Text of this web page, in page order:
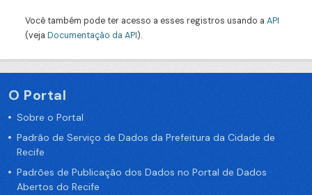
Você também pode ter acesso a esses registros usando a API
(veja Documentação da API).
O Portal
Sobre o Portal
Padrão de Serviço de Dados da Prefeitura da Cidade de
Recife
Padrões de Publicação dos Dados no Portal de Dados
Abertos do Recife